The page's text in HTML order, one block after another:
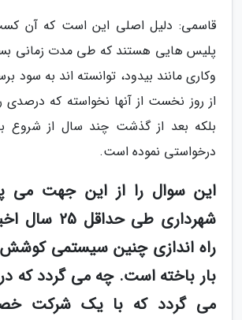
قاسمی: دلیل اصلی این است که آن
پلیس هایی هستند که طی مدت زمانی
وکاری مانند بیدود، توانسته اند به سود
از روز نخست از آنها نخواسته که درصدی
بلکه بعد از گذشت چند سال از شروع
درخواستی نموده است.
این سوال را از این جهت می
شهرداری طی
راه اندازی چنین سیستمی کوشش
بار باخته است. چه می گردد که
می گردد که با یک شرکت